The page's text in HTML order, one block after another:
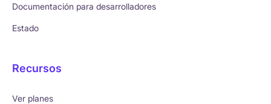
Documentación para desarrolladores
Estado
Recursos
Ver planes